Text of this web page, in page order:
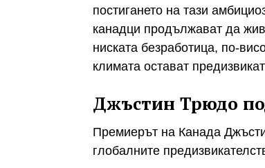
постигането на тази
канадци продължават да
ниската безработица, по-
климата остават
Джъстин Трюдо
Премиерът на Канада
глобалните